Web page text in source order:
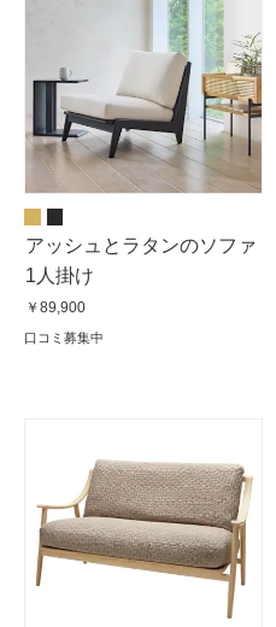
アッシュとラタンのソファ
1人掛け
￥89,900
口コミ募集中